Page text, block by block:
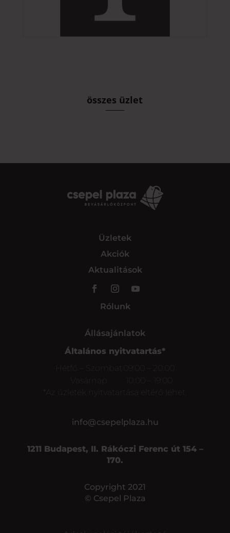
összes üzlet
Üzletek
Akciók
Aktualitások
Rólunk
Állásajánlatok
Általános nyitvatartás*
Hétfő – Szombat
09:00 – 20:00
Vasárnap
*Az üzletek nyitvatartása eltérő lehet.
info@csepelplaza.hu
1211 Budapest, II. Rákóczi Ferenc út 154 –
170.
Copyright 2021
© Csepel Plaza